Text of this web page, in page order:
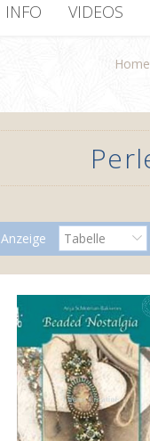
INFO VIDEOS
Home
Anzeige Tabelle